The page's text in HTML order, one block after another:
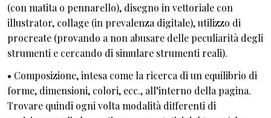
(con matita o pennarello), disegno in vettoriale con
illustrator, collage (in prevalenza digitale), utilizzo di
procreate (provando a non abusare delle peculiarità degli
strumenti e cercando di simulare strumenti reali).
• Composizione, intesa come la ricerca di un equilibrio di
forme, dimensioni, colori, ecc., all’interno della pagina.
Trovare quindi ogni volta modalità differenti di